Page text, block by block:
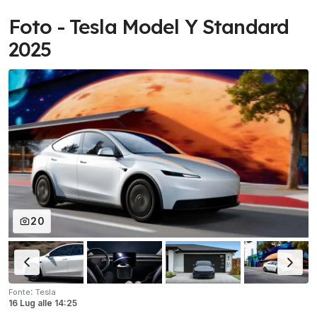
Foto - Tesla Model Y Standard
2025
20
Fonte: Tesla
16 Lug alle 14:25